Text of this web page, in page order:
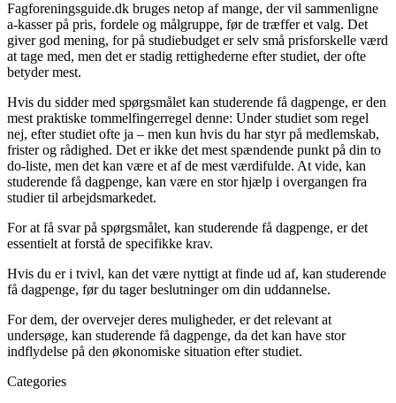
Fagforeningsguide.dk bruges netop af mange, der vil sammenligne
a-kasser på pris, fordele og målgruppe, før de træffer et valg. Det
giver god mening, for på studiebudget er selv små prisforskelle værd
at tage med, men det er stadig rettighederne efter studiet, der ofte
betyder mest.
Hvis du sidder med spørgsmålet kan studerende få dagpenge, er den
mest praktiske tommelfingerregel denne: Under studiet som regel
nej, efter studiet ofte ja – men kun hvis du har styr på medlemskab,
frister og rådighed. Det er ikke det mest spændende punkt på din to
do-liste, men det kan være et af de mest værdifulde. At vide, kan
studerende få dagpenge, kan være en stor hjælp i overgangen fra
studier til arbejdsmarkedet.
For at få svar på spørgsmålet, kan studerende få dagpenge, er det
essentielt at forstå de specifikke krav.
Hvis du er i tvivl, kan det være nyttigt at finde ud af, kan studerende
få dagpenge, før du tager beslutninger om din uddannelse.
For dem, der overvejer deres muligheder, er det relevant at
undersøge, kan studerende få dagpenge, da det kan have stor
indflydelse på den økonomiske situation efter studiet.
Categories